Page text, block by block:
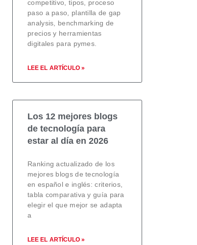
competitivo, tipos, proceso
paso a paso, plantilla de gap
analysis, benchmarking de
precios y herramientas
digitales para pymes.
LEE EL ARTÍCULO »
Los 12 mejores blogs
de tecnología para
estar al día en 2026
Ranking actualizado de los
mejores blogs de tecnología
en español e inglés: criterios,
tabla comparativa y guía para
elegir el que mejor se adapta
a
LEE EL ARTÍCULO »